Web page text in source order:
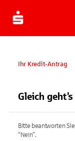
Ihr Kredit-Antrag
Gleich
Bitte beantworten
“Nein”.